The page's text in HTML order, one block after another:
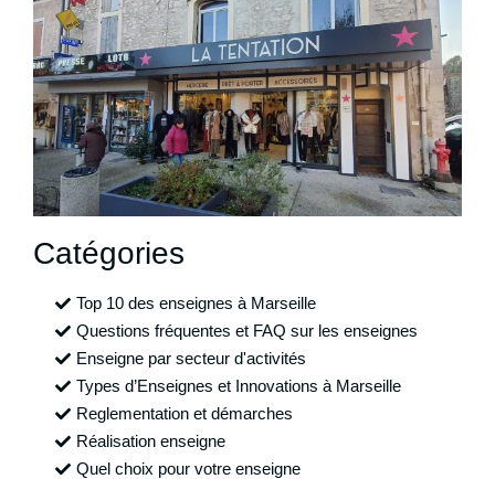
Catégories
Top 10 des enseignes à Marseille
Questions fréquentes et FAQ sur les enseignes
Enseigne par secteur d'activités
Types d’Enseignes et Innovations à Marseille
Reglementation et démarches
Réalisation enseigne
Quel choix pour votre enseigne